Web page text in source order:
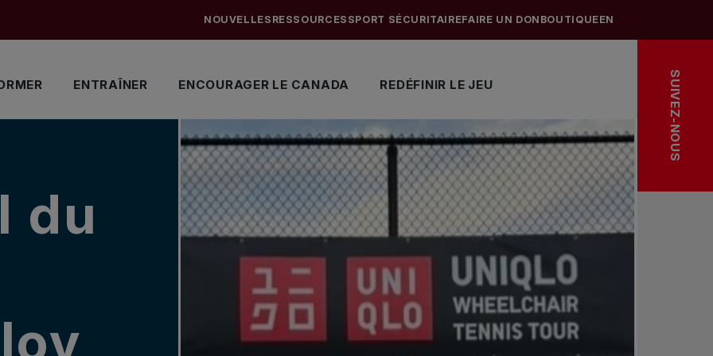
ENTRAÎNER ENCOURAGER LE CANADA REDÉFINIR LE JEU
NOUVELLES RESSOURCES SPORT SÉCURITAIREFAIRE UN DON BOUTIQUEEN
SUIVEZ-NOUS
du